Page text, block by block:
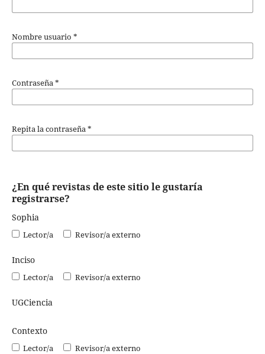
Nombre usuario *
Contraseña*
Repita la contraseña*
¿En qué revistas de este sitio le gustaría
registrarse?
Sophia
Lector/a Revisor/a externo
Inciso
Lector/a Revisor/a externo
UGCiencia
Contexto
Lector/a Revisor/a externo